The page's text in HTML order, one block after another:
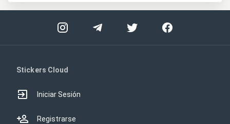
Stickers Cloud
Iniciar Sesión
Registrarse